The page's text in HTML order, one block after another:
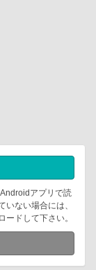
アプリで読
ない場合には、
ドして下さい。